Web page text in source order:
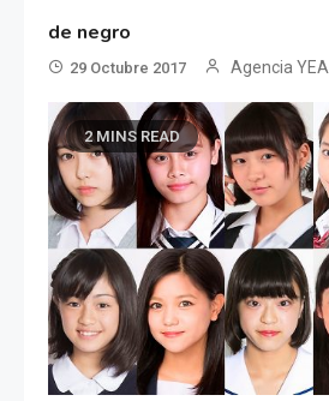
de negro
29 Octubre 2017 Agencia YEA
2 MINS READ